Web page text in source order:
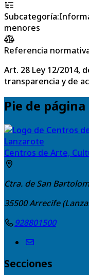
Subcategoría:
menores
Referencia
Art. 28 Ley 12/2014,
transparencia y de
Pie de página
Centros de Arte,
Ctra. de San
35500Arrecife
928801500
Secciones